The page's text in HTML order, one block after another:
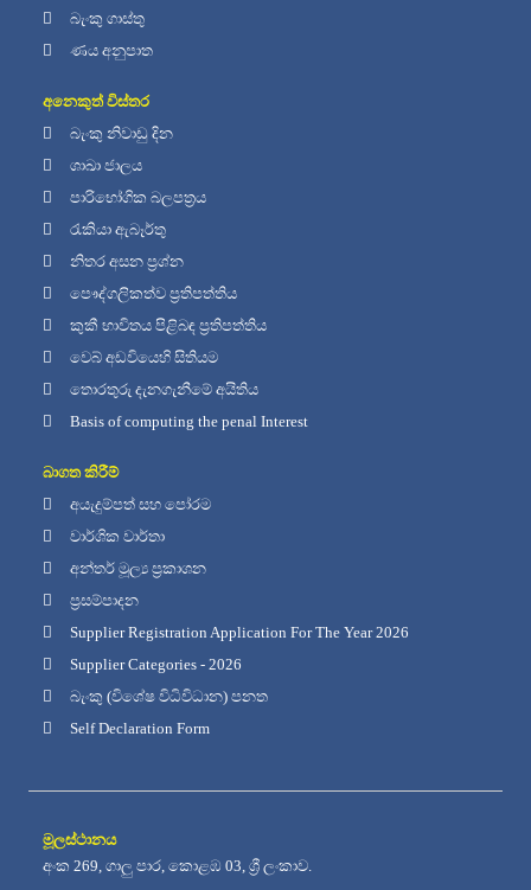
බැංකු ගාස්තු
ණය අනුපාත
අනෙකුත් විස්තර
බැංකු නිවාඩු දින
ශාඛා ජාලය
පාරිභෝගික බලපත්‍රය
රැකියා ඇබෑර්තු
නිතර අසන ප්‍රශ්න
පෞද්ගලිකත්ව ප්‍රතිපත්තිය
කුකී භාවිතය පිළිබඳ ප්‍රතිපත්තිය
වෙබ් අඩවියෙහි සිතියම
තොරතුරු දැනගැනීමේ අයිතිය
Basis of computing the penal Interest
බාගත කිරීම්
අයැදුම්පත් සහ පෝරම
වාර්ශික වාර්තා
අන්තර් මූල්‍ය ප්‍රකාශන
ප්‍රසම්පාදන
Supplier Registration Application For The Year 2026
Supplier Categories - 2026
බැංකු (විශේෂ විධිවිධාන) පනත
Self Declaration Form
මූලස්ථානය
අංක 269, ගාලු පාර, කොළඹ 03, ශ්‍රී ලංකාව.